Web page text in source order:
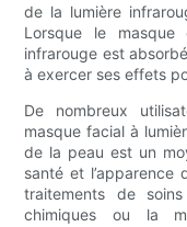
de la lumière
Lorsque le
infrarouge est
à exercer ses effets
De nombreux
masque facial à
de la peau est un
santé et l’apparence
traitements de
chimiques ou la